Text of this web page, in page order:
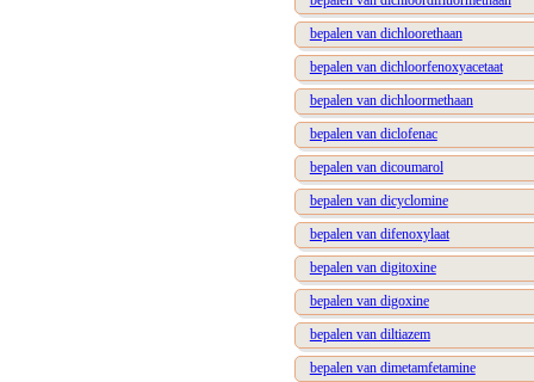
bepalen van dichloorethaan
bepalen van dichloorfenoxyacetaat
bepalen van dichloormethaan
bepalen van diclofenac
bepalen van dicoumarol
bepalen van dicyclomine
bepalen van difenoxylaat
bepalen van digitoxine
bepalen van digoxine
bepalen van diltiazem
bepalen van dimetamfetamine